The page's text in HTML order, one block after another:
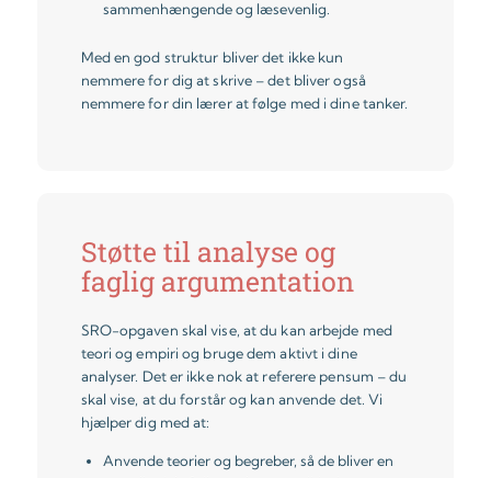
sammenhængende og læsevenlig.
Med en god struktur bliver det ikke kun
nemmere for dig at skrive – det bliver også
nemmere for din lærer at følge med i dine tanker.
Støtte til analyse og
faglig argumentation
SRO-opgaven skal vise, at du kan arbejde med
teori og empiri og bruge dem aktivt i dine
analyser. Det er ikke nok at referere pensum – du
skal vise, at du forstår og kan anvende det. Vi
hjælper dig med at:
Anvende teorier og begreber, så de bliver en